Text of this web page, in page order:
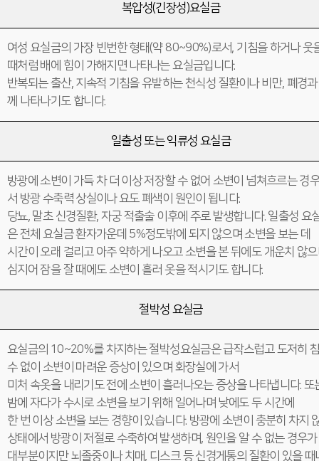
복압성(긴장성)요실금
여성 요실금의 가장 빈번한 형태(약 80~90%)로서, 기침을 하거나 웃
때처럼 배에 힘이 가해지면 나타나는 요실금입니다.
반복되는 출산, 지속적 기침을 유발하는 천식성 질환이나 비만, 폐경
께 나타나기도 합니다.
일출성 또는 익류성 요실금
방광에 소변이 가득 차 더 이상 저장할 수 없어 소변이 넘쳐흐르는 경
서 방광 수축력 상실이나 요도 폐색이 원인이 됩니다.
당뇨, 말초 신경질환, 자궁 적출술 이후에 주로 발생합니다. 일출성 요
은 전체 요실금 환자가운데 5%정도밖에 되지 않으며 소변을 보는 데
시간이 오래 걸리고 아주 약하게 나오고 소변을 본 뒤에도 개운치 않
심지어 잠을 잘 때에도 소변이 흘러 옷을 적시기도 합니다.
절박성 요실금
요실금의 10~20%를 차지하는 절박성요실금은 급작스럽고 도저히
수 없이 소변이 마려운 증상이 있으며 화장실에 가서
미처 속옷을 내리기도 전에 소변이 흘러나오는 증상을 나타냅니다. 또
밤에 자다가 수시로 소변을 보기 위해 일어나며 낮에도 두 시간에
한 번 이상 소변을 보는 경향이 있습니다. 방광에 소변이 충분히 차지
상태에서 방광이 저절로 수축하여 발생하며, 원인을 알 수 없는 경우가
대부분이지만 뇌졸중이나 치매, 디스크 등 신경게통의 질환이 있을 때